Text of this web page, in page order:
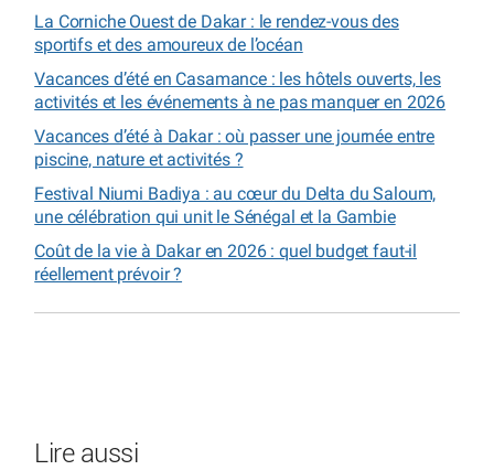
La Corniche Ouest de Dakar : le rendez-vous des
sportifs et des amoureux de l’océan
Vacances d’été en Casamance : les hôtels ouverts, les
activités et les événements à ne pas manquer en 2026
Vacances d’été à Dakar : où passer une journée entre
piscine, nature et activités ?
Festival Niumi Badiya : au cœur du Delta du Saloum,
une célébration qui unit le Sénégal et la Gambie
Coût de la vie à Dakar en 2026 : quel budget faut-il
réellement prévoir ?
Lire aussi